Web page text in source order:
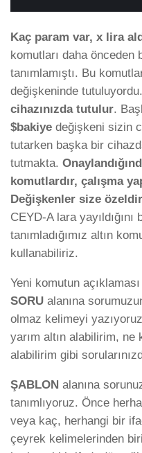
Kaç param var, x lira
komutları daha önceden
tanımlamıştı. Bu
değişkeninde tutuluyordu.
cihazınızda tutulur.
$bakiye değişkeni sizin
tutarken başka bir
tutmakta.
komutlardır, çalışma
Değişkenler size
CEYD-A lara
tanımladığımız altın
kullanabiliriz.
Yeni komutun
SORU alanına
olmaz kelimeyi
yarım altın alabilirim, ne
alabilirim gibi
ŞABLON alanına
tanımlıyoruz. Önce
veya kaç, herhangi bir
çeyrek kelimelerinden